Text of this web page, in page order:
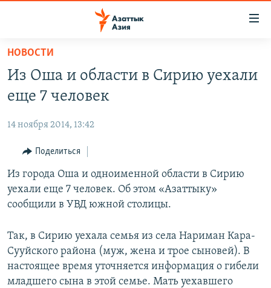
Вернуться
основному
содержанию
навигации
Вернутся
поиску
ЦЕНТРАЛЬНАЯ АЗИЯ
УЗБЕКИСТАН
ТАДЖИКИСТАН
НА ДРУГИХ ЯЗЫКАХ
ҚАЗАҚША
КЫРГЫЗЧА
TÜRKMENÇE
НОВОСТИ
Из Оша и области в Сирию уехали
еще 7 человек
14 ноября 2014, 13:42
Поделиться
Из города Оша и одноименной области в Сирию
уехали еще 7 человек. Об этом «Азаттыку»
сообщили в УВД южной столицы.
Так, в Сирию уехала семья из села Нариман Кара-
Сууйского района (муж, жена и трое сыновей). В
настоящее время уточняется информация о гибели
младшего сына в этой семье. Мать уехавшего